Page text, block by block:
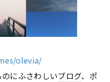
olevia/
にふさわしいブログ、ポ